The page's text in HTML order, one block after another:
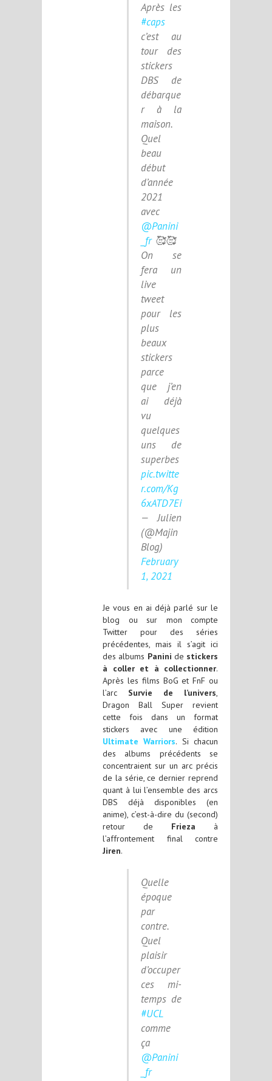
Après les
#caps
c’est au
tour des
stickers
DBS de
débarque
r à la
maison.
Quel
beau
début
d’année
2021
avec
@Panini
_fr🥰🥰
On se
fera un
live
tweet
pour les
plus
beaux
stickers
parce
que j’en
ai déjà
vu
quelques
uns de
superbes
pic.twitte
r.com/Kg
6xATD7Ei
— Julien
(@Majin
Blog)
February
1, 2021
Je vous en ai déjà parlé sur le
blog ou sur mon compte
Twitter pour des séries
précédentes, mais il s’agit ici
des albums Panini de stickers
à coller et à collectionner.
Après les films BoG et FnF ou
l’arc Survie de l’univers,
Dragon Ball Super revient
cette fois dans un format
stickers avec une édition
Ultimate Warriors. Si chacun
des albums précédents se
concentraient sur un arc précis
de la série, ce dernier reprend
quant à lui l’ensemble des arcs
DBS déjà disponibles (en
anime), c’est-à-dire du (second)
retour de Frieza à
l’affrontement final contre
Jiren.
Quelle
époque
par
contre.
Quel
plaisir
d’occuper
ces mi-
temps de
#UCL
comme
ça
@Panini
_fr